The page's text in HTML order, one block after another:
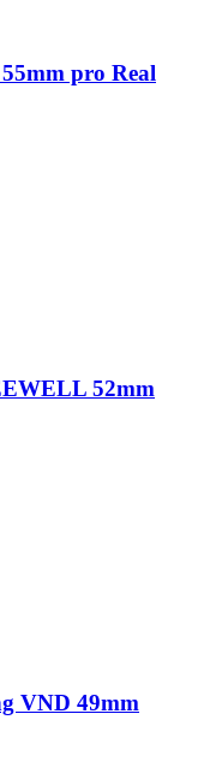
pro Real
52mm
VND 49mm